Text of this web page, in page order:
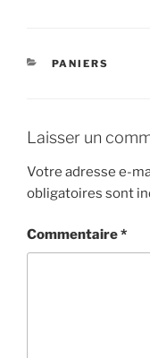
CATÉGORIES
PANIERS
Laisser un
Votre adresse e-
obligatoires sont
Commentaire*